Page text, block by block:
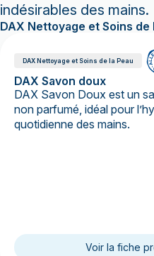
indésirables des mains.
DAX Nettoyage et Soins de
DAX Nettoyage et Soins de la Peau
DAX Savon doux
DAX Savon Doux est un
non parfumé, idéal pour
quotidienne des mains.
Voir la fiche